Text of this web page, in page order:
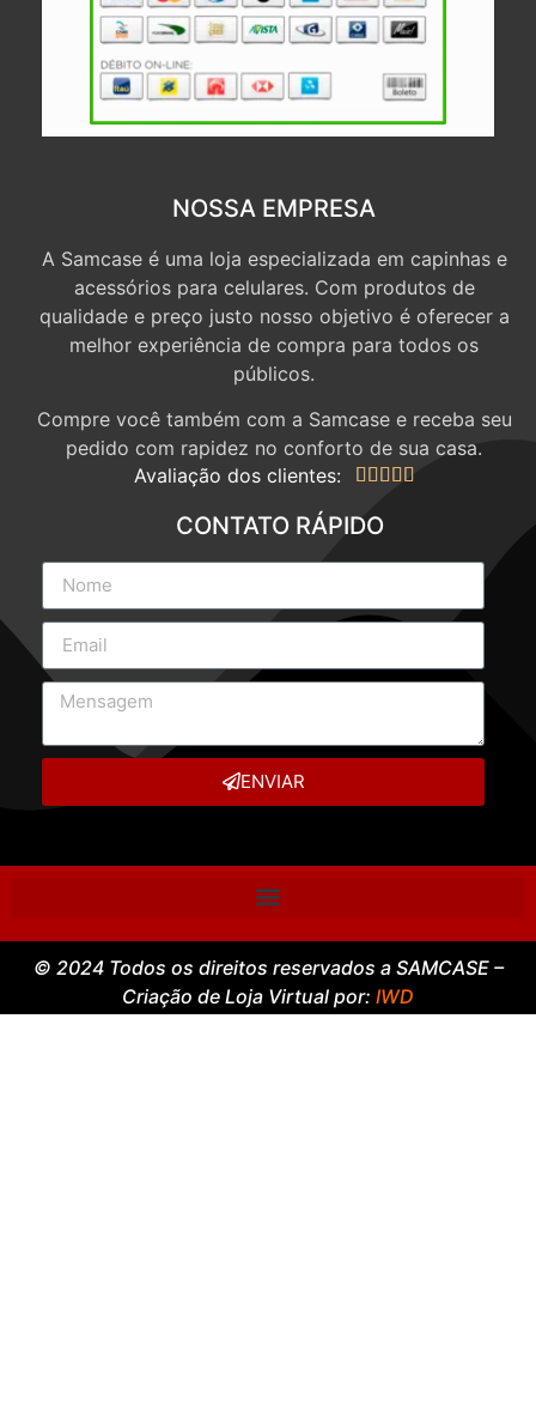
NOSSA EMPRESA
A Samcase é uma loja especializada em capinhas e
acessórios para celulares. Com produtos de
qualidade e preço justo nosso objetivo é oferecer a
melhor experiência de compra para todos os
públicos.
Compre você também com a Samcase e receba seu
pedido com rapidez no conforto de sua casa.
Avaliação dos clientes:
    
CONTATO RÁPIDO
ENVIAR
© 2024 Todos os direitos reservados a SAMCASE –
Criação de Loja Virtual por: IWD